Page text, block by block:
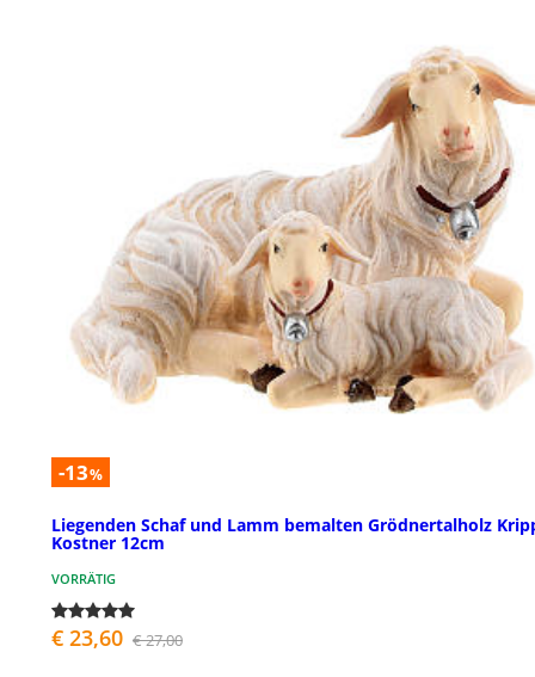
-13%
Liegenden Schaf und Lamm bemalten Grödnertalholz
Kostner 12cm
VORRÄTIG
€ 23,60 € 27,00